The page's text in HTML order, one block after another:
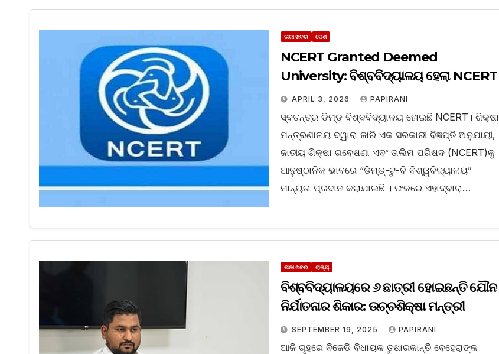
ତାଜା ଖବର ଦେଶ
NCERT Granted Deemed
University: ବିଶ୍ବବିଦ୍ୟାଳୟ ହେଲା NCERT
APRIL 3, 2026 PAPIRANI
ସ୍ବତନ୍ତ୍ର ଡିମ୍ଡ ବିଶ୍ବବିଦ୍ୟାଳୟ ହୋଇଛି NCERT। ଶିକ୍ଷା
ମନ୍ତ୍ରଣାଳୟ ଦ୍ୱାରା ଜାରି ଏକ ସରକାରୀ ବିଜ୍ଞପ୍ତି ଅନୁଯାୟୀ,
ଜାତୀୟ ଶିକ୍ଷା ଗବେଷଣା ଏବଂ ତାଲିମ ପରିଷଦ (NCERT)କୁ
ଆନୁଷ୍ଠାନିକ ଭାବରେ “ଡିମ୍ଡ୍-ଟୁ-ବି ବିଶ୍ୱବିଦ୍ୟାଳୟ”
ମାନ୍ୟତା ପ୍ରଦାନ କରାଯାଇଛି । ଫଳରେ ଏହାଦ୍ବାରା…
ତାଜା ଖବର ରାଜ୍ୟ
ବିଶ୍ବବିଦ୍ୟାଳୟରେ ୬ ଛାତ୍ରୀ ହୋଇଛନ୍ତି ଯୌନ
ନିର୍ଯାତନାର ଶିକାର: ଉଚ୍ଚଶିକ୍ଷା ମନ୍ତ୍ରୀ
SEPTEMBER 19, 2025 PAPIRANI
ଆଜି ଗୃହରେ ବିଜେଡି ବିଧାୟକ ତୁଷାରକାନ୍ତି ବେହେରାଙ୍କ